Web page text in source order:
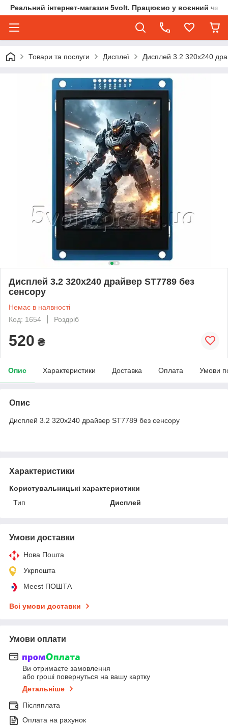
Реальний інтернет-магазин 5volt. Працюємо у воєнний
Товари та послуги Дисплеї Дисплей 3.2 320х240
Дисплей 3.2 320х240 драйвер ST7789 без
сенсору
Немає в наявності
Код: 1654
Роздріб
520 ₴
Опис Характеристики Доставка Оплата Умови
Опис
Дисплей 3.2 320х240 драйвер ST7789 без сенсору
Характеристики
Користувальницькі характеристики
Тип
Дисплей
Умови доставки
Нова Пошта
Укрпошта
Meest ПОШТА
Всі умови доставки
Умови оплати
Ви отримаєте замовлення
або гроші повернуться на вашу картку
Детальніше
Післяплата
Оплата на рахунок